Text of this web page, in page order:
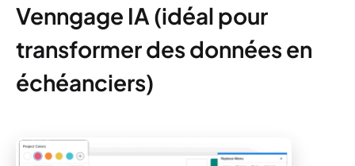
Venngage IA (idéal pour
transformer des données en
échéanciers)